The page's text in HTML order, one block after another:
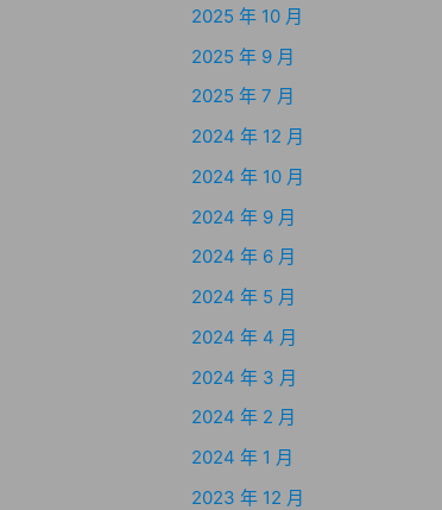
2025 年 10 月
2025 年 9 月
2025 年 7 月
2024 年 12 月
2024 年 10 月
2024 年 9 月
2024 年 6 月
2024 年 5 月
2024 年 4 月
2024 年 3 月
2024 年 2 月
2024 年 1 月
2023 年 12 月